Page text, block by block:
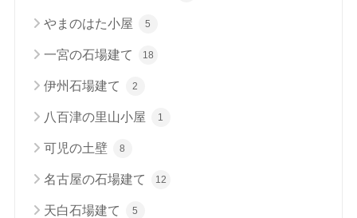
やまのはた小屋 5
一宮の石場建て 18
伊州石場建て 2
八百津の里山小屋 1
可児の土壁 8
名古屋の石場建て 12
天白石場建て 5